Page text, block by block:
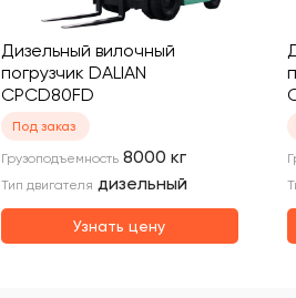
Дизельный вилочный
погрузчик DALIAN
CPCD80FD
Под заказ
Грузоподъемность 8000 кг
Тип двигателя дизельный
Узнать цену